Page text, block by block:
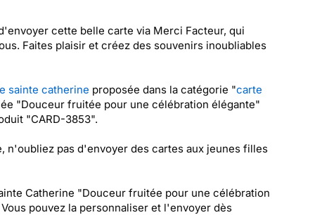
cette belle carte via Merci Facteur, qui
Faites plaisir et créez des souvenirs inoubliables
sainte catherine proposée dans la catégorie "carte
"Douceur fruitée pour une célébration élégante"
"CARD-3853".
n'oubliez pas d'envoyer des cartes aux jeunes filles
Catherine "Douceur fruitée pour une célébration
pouvez la personnaliser et l'envoyer dès